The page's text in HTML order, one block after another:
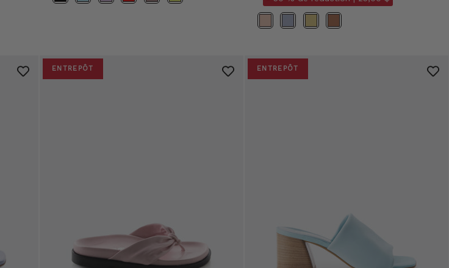
Couleurs
ENTREPÔT ENTREPÔT